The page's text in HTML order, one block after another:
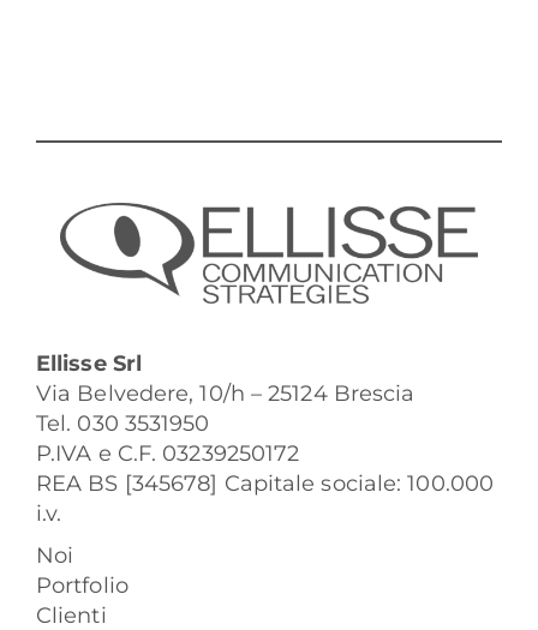
Ellisse Srl
Via Belvedere, 10/h – 25124 Brescia
Tel. 030 3531950
P.IVA e C.F. 03239250172
REA BS [345678] Capitale sociale: 100.000
i.v.
Noi
Portfolio
Clienti